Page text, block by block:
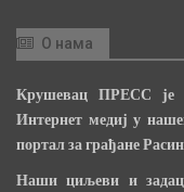
О нама
Крушевац ПРЕСС је
Интернет медиј у
портал за грађане
Наши циљеви и